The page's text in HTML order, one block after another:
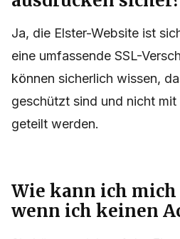
Ja, die Elster-Website ist
eine umfassende SSL-
können sicherlich wissen,
geschützt sind und nicht
geteilt werden.
Wie kann ich
wenn ich keinen